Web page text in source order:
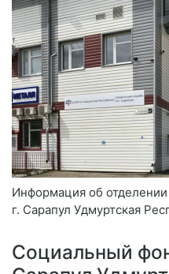
Информация об
г. Сарапул Удмуртская
Социальный